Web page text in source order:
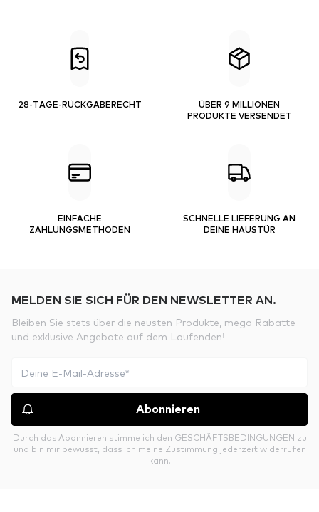
28-TAGE-RÜCKGABERECHT
ÜBER 9 MILLIONEN
PRODUKTE VERSENDET
EINFACHE
ZAHLUNGSMETHODEN
SCHNELLE LIEFERUNG AN
DEINE HAUSTÜR
MELDEN SIE SICH FÜR DEN NEWSLETTER AN.
Bleiben Sie stets über die neusten Produkte, mega Rabatte
und exklusive Angebote auf dem Laufenden!
Abonnieren
Durch das Abonnieren stimme ich den GESCHÄFTSBEDINGUNGEN zu
und bin mir bewusst, dass ich meine Zustimmung jederzeit widerrufen
kann.